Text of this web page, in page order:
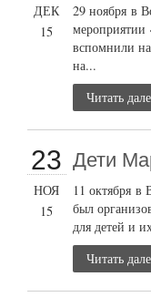
ДЕК
15
29 ноября в
вспомнили
на...
Читать
23
НОЯ
15
Дети
11 октября в
был
для детей и
Читать